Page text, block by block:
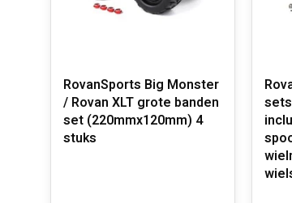
RovanSports Big Monster
/ Rovan XLT grote banden
set (220mmx120mm) 4
stuks